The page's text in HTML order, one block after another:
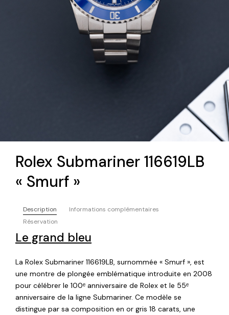
Rolex Submariner 116619LB
« Smurf »
Description
Informations complémentaires
Réservation
Le grand bleu
La Rolex Submariner 116619LB, surnommée « Smurf », est
une montre de plongée emblématique introduite en 2008
pour célébrer le 100ᵉ anniversaire de Rolex et le 55ᵉ
anniversaire de la ligne Submariner. Ce modèle se
distingue par sa composition en or gris 18 carats, une